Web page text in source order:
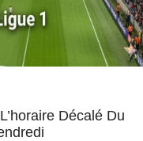
Décalé Du